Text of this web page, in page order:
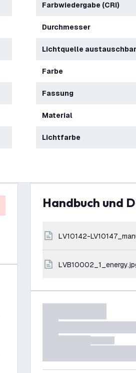
Farbwiedergabe (CRI)
Durchmesser
Lichtquelle austauschbar
Farbe
Fassung
Material
Lichtfarbe
Handbuch und
LV10142-